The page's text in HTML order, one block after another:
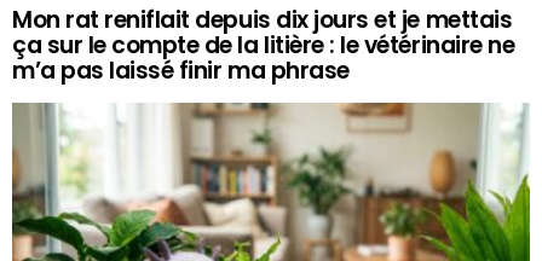
Mon rat reniflait depuis dix jours et je mettais
ça sur le compte de la litière : le vétérinaire ne
m’a pas laissé finir ma phrase